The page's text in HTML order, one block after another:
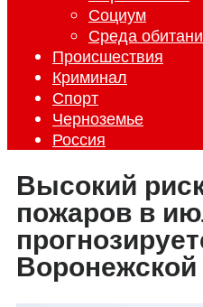
Социум
Среда
Происшествия
Криминал
Спорт
Черноземье
Россия
Высокий
пожаров в
Воронежской